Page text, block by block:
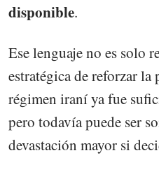
disponible.
Ese lenguaje no es solo
estratégica de reforzar la
régimen iraní ya fue
pero todavía puede ser
devastación mayor si